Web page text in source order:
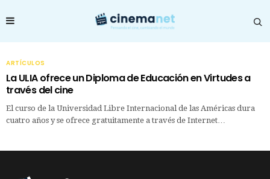
ARTÍCULOS
La ULIA ofrece un Diploma de Educación en Virtudes a
través del cine
El curso de la Universidad Libre Internacional de las Américas dura
cuatro años y se ofrece gratuitamente a través de Internet…